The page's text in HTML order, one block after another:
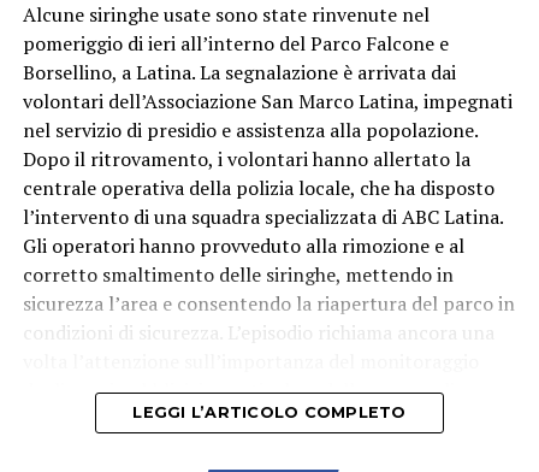
Alcune siringhe usate sono state rinvenute nel
pomeriggio di ieri all’interno del Parco Falcone e
Borsellino, a Latina. La segnalazione è arrivata dai
volontari dell’Associazione San Marco Latina, impegnati
nel servizio di presidio e assistenza alla popolazione.
Dopo il ritrovamento, i volontari hanno allertato la
centrale operativa della polizia locale, che ha disposto
l’intervento di una squadra specializzata di ABC Latina.
Gli operatori hanno provveduto alla rimozione e al
corretto smaltimento delle siringhe, mettendo in
sicurezza l’area e consentendo la riapertura del parco in
condizioni di sicurezza. L’episodio richiama ancora una
degli spazi pubblici, in particolare delle aree verdi
frequentate quotidianamente da famiglie e bambini.
LEGGI L’ARTICOLO COMPLETO